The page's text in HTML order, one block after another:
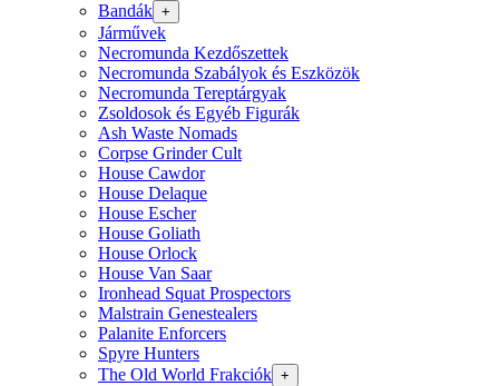
Bandák +
Járművek
Necromunda Kezdőszettek
Necromunda Szabályok és Eszközök
Necromunda Tereptárgyak
Zsoldosok és Egyéb Figurák
Ash Waste Nomads
Corpse Grinder Cult
House Cawdor
House Delaque
House Escher
House Goliath
House Orlock
House Van Saar
Ironhead Squat Prospectors
Malstrain Genestealers
Palanite Enforcers
Spyre Hunters
The Old World Frakciók +